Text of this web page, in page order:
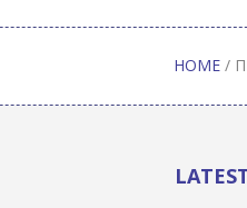
HOME /